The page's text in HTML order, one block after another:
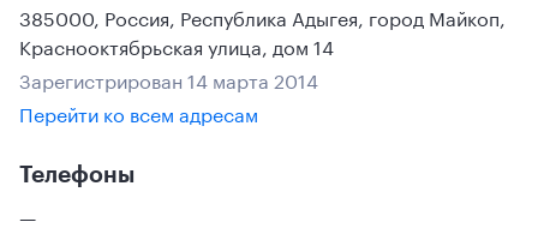
385000, Россия, Республика Адыгея, город Майкоп,
Краснооктябрьская улица, дом 14
Зарегистрирован 14 марта 2014
Перейти ко всем адресам
Телефоны
—